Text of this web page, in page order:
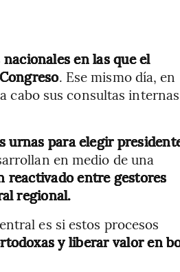
en las que el
. Ese mismo día, en
cabo sus consultas internas
urnas para elegir
en medio de una
reactivado entre gestores
regional.
es si estos procesos
y liberar valor en